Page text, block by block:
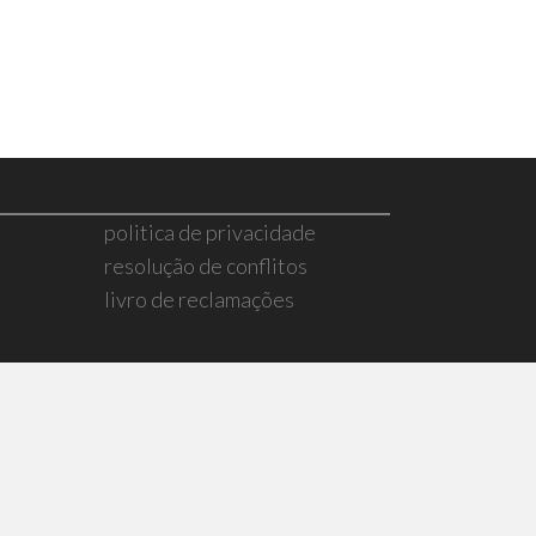
politica de privacidade
resolução de conflitos
livro de reclamações